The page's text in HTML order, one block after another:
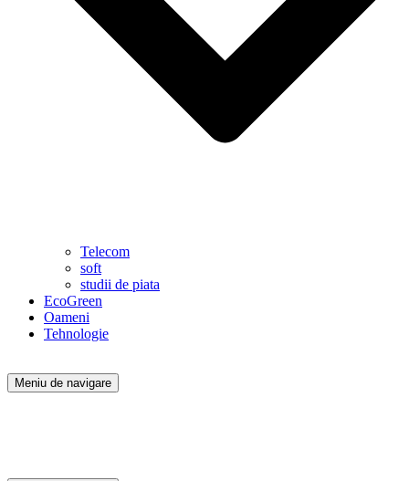
Telecom
soft
studii de piata
EcoGreen
Oameni
Tehnologie
Meniu de navigare